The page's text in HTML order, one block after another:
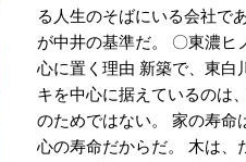
る人生のそばにいる会社で
が中井の基準だ。 〇東濃ヒ
心に置く理由 新築で、東白
キを中心に据えているのは
のためではない。 家の寿命
心の寿命だからだ。 木は、